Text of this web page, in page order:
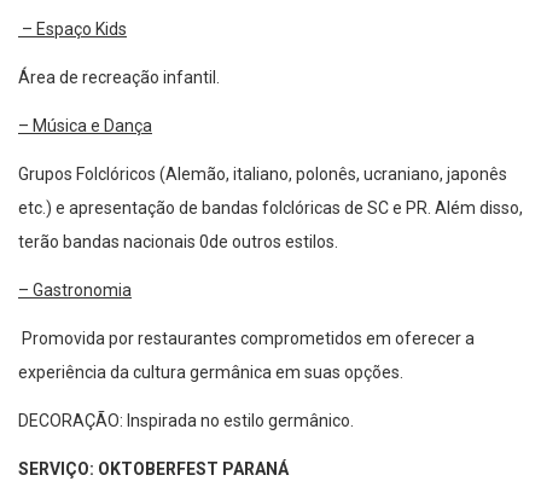
– Espaço Kids
Área de recreação infantil.
– Música e Dança
Grupos Folclóricos (Alemão, italiano, polonês, ucraniano, japonês
etc.) e apresentação de bandas folclóricas de SC e PR. Além disso,
terão bandas nacionais 0de outros estilos.
– Gastronomia
Promovida por restaurantes comprometidos em oferecer a
experiência da cultura germânica em suas opções.
DECORAÇÃO: Inspirada no estilo germânico.
SERVIÇO: OKTOBERFEST PARANÁ